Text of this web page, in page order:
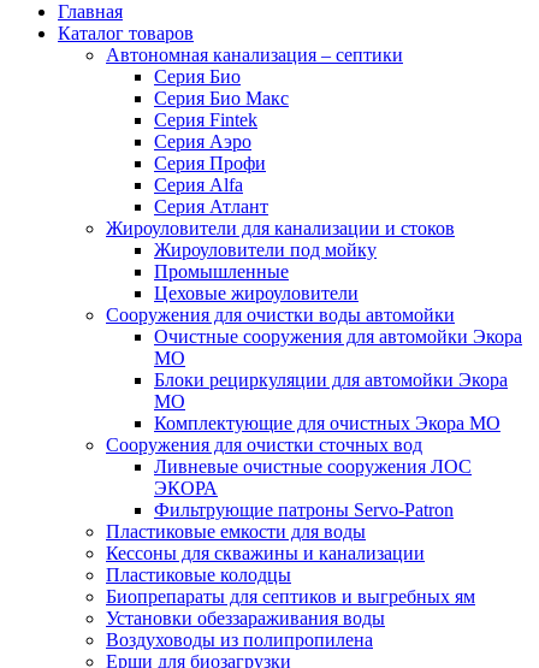
Главная
Каталог товаров
Автономная канализация – септики
Серия Био
Серия Био Макс
Серия Fintek
Серия Аэро
Серия Профи
Серия Alfa
Серия Атлант
Жироуловители для канализации и стоков
Жироуловители под мойку
Промышленные
Цеховые жироуловители
Сооружения для очистки воды автомойки
Очистные сооружения для автомойки Экора
МО
Блоки рециркуляции для автомойки Экора
МО
Комплектующие для очистных Экора МО
Сооружения для очистки сточных вод
Ливневые очистные сооружения ЛОС
ЭКОРА
Фильтрующие патроны Servo-Patron
Пластиковые емкости для воды
Кессоны для скважины и канализации
Пластиковые колодцы
Биопрепараты для септиков и выгребных ям
Установки обеззараживания воды
Воздуховоды из полипропилена
Ерши для биозагрузки